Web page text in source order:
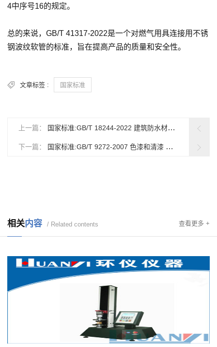
4中序号16的规定。
总的来说，GB/T 41317-2022是一个对燃气用具连接用不锈
钢波纹软管的标准，旨在提高产品的质量和安全性。
文章标签 : 国家标准
上一篇： 国家标准:GB/T 18244-2022 建筑防水材料老化试验方法
下一篇： 国家标准:GB/T 9272-2007 色漆和清漆 通过测量干涂层密度测定涂料的不挥发物体积分数
相关内容 / Related contents 查看更多 +